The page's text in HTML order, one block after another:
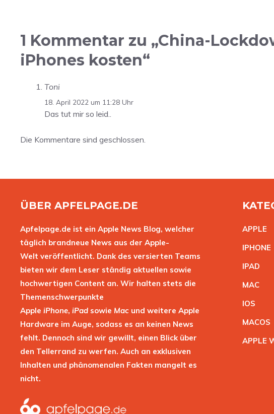
1 Kommentar zu „China-
iPhones kosten“
Toni
18. April 2022 um 11:28 Uhr
Das tut mir so leid..
Die Kommentare sind geschlossen.
ÜBER APFELPAGE.DE
Apfelpage.de ist ein Apple News Blog, welcher
täglich brandneue News aus der Apple-
Welt veröffentlicht. Dank des versierten Teams
bieten wir dem Leser ständig aktuellen sowie
hochwertigen Content an. Wir halten stets die
Themenschwerpunkte
Apple iPhone, iPad sowie Mac und weitere Apple
Hardware im Auge, sodass es an keinen News
fehlt. Dennoch sind wir gewillt, einen Blick über
den Tellerrand zu werfen. Auch an exklusiven
Inhalten und phänomenalen Fakten mangelt es
nicht.
APPLE
IPHONE
IPAD
MAC
IOS
MACOS
APPLE